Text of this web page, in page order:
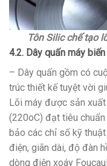
Tôn Silic chế tạo
4.2. Dây quấn máy biến
– Dây quấn gồm có
trúc thiết kế tuyệt vời
Lõi máy được sản
(220oC) đạt tiêu
bảo các chỉ số kỹ
điện, giãn dài, độ đàn
dòng điện xoáy